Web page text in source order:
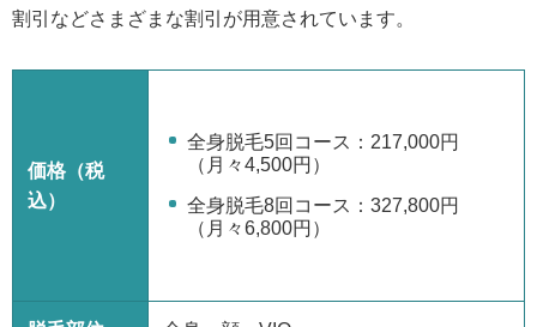
割引などさまざまな割引が用意されています。
価格（税
込）
全身脱毛5回コース：217,000円
（月々4,500円）
全身脱毛8回コース：327,800円
（月々6,800円）